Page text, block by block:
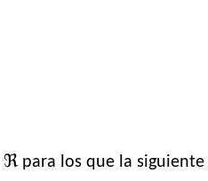
para los que la siguiente